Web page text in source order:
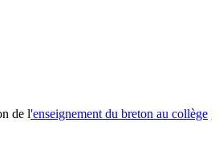
de l'enseignement du breton au collège